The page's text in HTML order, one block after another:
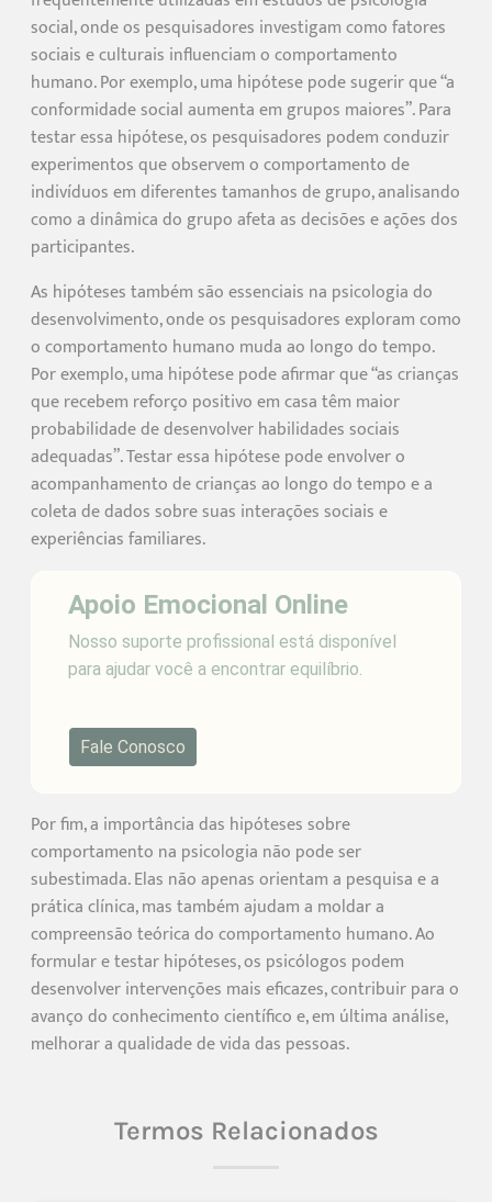
social, onde os pesquisadores investigam como fatores
sociais e culturais influenciam o comportamento
humano. Por exemplo, uma hipótese pode sugerir que “a
conformidade social aumenta em grupos maiores”. Para
testar essa hipótese, os pesquisadores podem conduzir
experimentos que observem o comportamento de
indivíduos em diferentes tamanhos de grupo, analisando
como a dinâmica do grupo afeta as decisões e ações dos
participantes.
As hipóteses também são essenciais na psicologia do
desenvolvimento, onde os pesquisadores exploram como
o comportamento humano muda ao longo do tempo.
Por exemplo, uma hipótese pode afirmar que “as crianças
que recebem reforço positivo em casa têm maior
probabilidade de desenvolver habilidades sociais
adequadas”. Testar essa hipótese pode envolver o
acompanhamento de crianças ao longo do tempo e a
coleta de dados sobre suas interações sociais e
experiências familiares.
Apoio Emocional Online
Nosso suporte profissional está disponível
para ajudar você a encontrar equilíbrio.
Fale Conosco
Por fim, a importância das hipóteses sobre
comportamento na psicologia não pode ser
subestimada. Elas não apenas orientam a pesquisa e a
prática clínica, mas também ajudam a moldar a
compreensão teórica do comportamento humano. Ao
formular e testar hipóteses, os psicólogos podem
desenvolver intervenções mais eficazes, contribuir para o
avanço do conhecimento científico e, em última análise,
melhorar a qualidade de vida das pessoas.
Termos Relacionados